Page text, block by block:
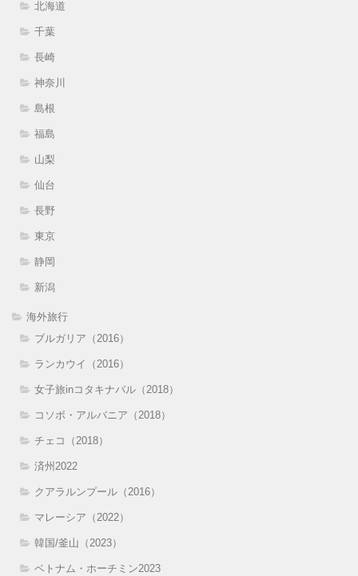
北海道
千葉
長崎
神奈川
島根
福島
山梨
仙台
長野
東京
静岡
新潟
海外旅行
ブルガリア（2016）
ランカウイ（2016）
女子旅inコタキナバル（2018）
コソボ・アルバニア（2018）
チェコ（2018）
済州2022
クアラルンプール（2016）
マレーシア（2022）
韓国/釜山（2023）
ベトナム・ホーチミン2023